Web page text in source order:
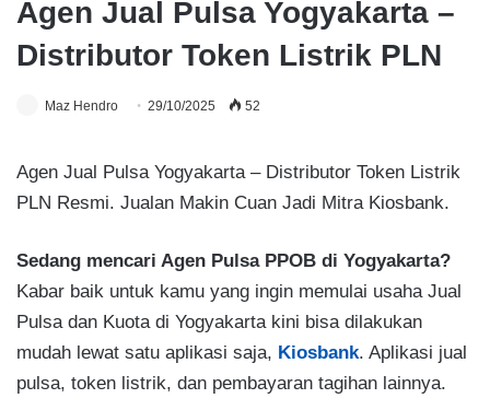
Agen Jual Pulsa Yogyakarta –
Distributor Token Listrik PLN
Maz Hendro 29/10/2025 52
Agen Jual Pulsa Yogyakarta – Distributor Token Listrik
PLN Resmi. Jualan Makin Cuan Jadi Mitra Kiosbank.
Sedang mencari Agen Pulsa PPOB di Yogyakarta?
Kabar baik untuk kamu yang ingin memulai usaha Jual
Pulsa dan Kuota di Yogyakarta kini bisa dilakukan
mudah lewat satu aplikasi saja, Kiosbank. Aplikasi jual
pulsa, token listrik, dan pembayaran tagihan lainnya.